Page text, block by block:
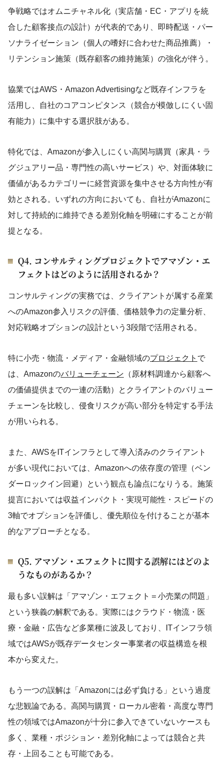
争戦略ではオムニチャネル化（実店舗・EC・アプリを統
合した顧客接点の設計）が代表的であり、即時配送・パー
ソナライゼーション（個人の嗜好に合わせた商品推薦）・
リテンション施策（既存顧客の維持施策）の強化が伴う。
協業ではAWS・Amazon Advertisingなど既存インフラを
活用し、自社のコアコンピタンス（競合が模倣しにくい固
有能力）に集中する選択肢がある。
特化では、Amazonが参入しにくい高関与購買（家具・ラ
グジュアリー品・専門性の高いサービス）や、対面体験に
価値があるカテゴリーに経営資源を集中させる方向性が有
効とされる。いずれの方向においても、自社がAmazonに
対して持続的に維持できる差別化軸を明確にすることが前
提となる。
Q4. コンサルティングプロジェクトでアマゾン・エ
フェクトはどのように活用されるか？
コンサルティングの実務では、クライアントが属する産業
へのAmazon参入リスクの評価、価格競争力の定量分析、
対応戦略オプションの設計という3段階で活用される。
特に小売・物流・メディア・金融領域のプロジェクト で
は、Amazonのバリューチェーン （原材料調達から顧客へ
の価値提供までの一連の活動）とクライアントのバリュー
チェーンを比較し、侵食リスクが高い部分を特定する手法
が用いられる。
また、AWSをITインフラとして導入済みのクライアント
が多い現代においては、Amazonへの依存度の管理（ベン
ダーロックイン回避）という観点も論点になりうる。施策
提言においては収益インパクト・実現可能性・スピードの
3軸でオプションを評価し、優先順位を付けることが基本
的なアプローチとなる。
Q5. アマゾン・エフェクトに関する誤解にはどのよ
うなものがあるか？
最も多い誤解は「アマゾン・エフェクト＝小売業の問題」
という狭義の解釈である。実際にはクラウド・物流・医
療・金融・広告など多業種に波及しており、ITインフラ領
域ではAWSが既存データセンター事業者の収益構造を根
本から変えた。
もう一つの誤解は「Amazonには必ず負ける」という過度
な悲観論である。高関与購買・ローカル密着・高度な専門
性の領域ではAmazonが十分に参入できていないケースも
多く、業種・ポジション・差別化軸によっては競合と共
存・上回ることも可能である。